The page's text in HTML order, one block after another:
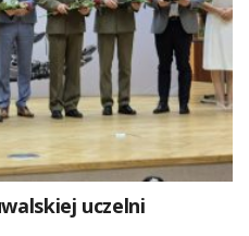
uczelni